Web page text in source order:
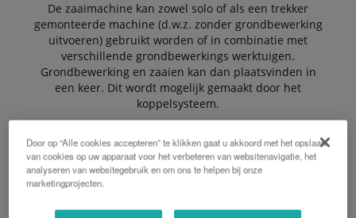
De zaaimachine kan zowel solo of als een trekker
gemonteerde machine (d.w.z. zonder grondbewerking
uitvoeren) gebruikt worden of in combinatie met
verschillende grondbewerkings werktuigen.
Grondbewerking en zaaien kan dan plaatsvinden in
een keer. Dit wordt mogelijk gemaakt door het
koppelsysteem.
De machine is standaard uitgerust met een 1000 rpm
V-riemaandrijving. De machine kan ook worden
geleverd met een optionele hydraulische aandrijving,
Door op “Alle cookies accepteren” te klikken gaat u akkoord met het opslaan
van cookies op uw apparaat voor het verbeteren van websitenavigatie, het
analyseren van websitegebruik en om ons te helpen bij onze
marketingprojecten.